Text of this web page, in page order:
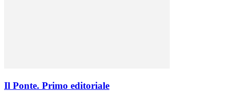
Il Ponte. Primo editoriale